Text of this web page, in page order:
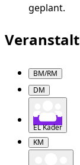
geplant.
BM/RM
DM
EL Kader
KM